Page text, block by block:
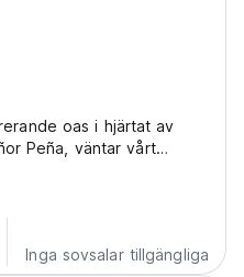
oas i hjärtat av
Peña, väntar vårt
till Bolivias magi.
av Samaipatas...
Inga sovsalar tillgängliga